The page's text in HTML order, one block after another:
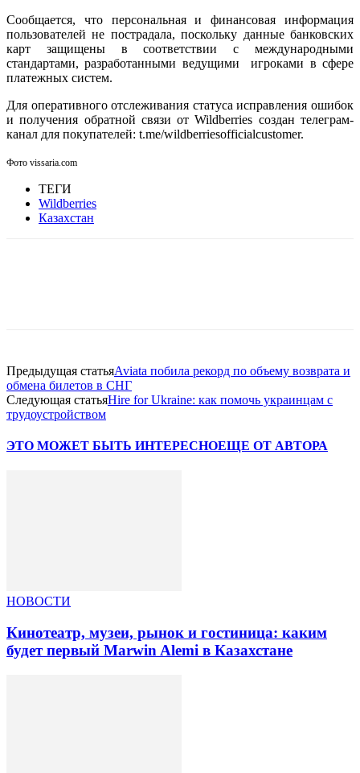
Сообщается, что персональная и финансовая информация
пользователей не пострадала, поскольку данные банковских
карт защищены в соответствии с международными
стандартами, разработанными ведущими игроками в сфере
платежных систем.
Для оперативного отслеживания статуса исправления ошибок
и получения обратной связи от Wildberries создан телеграм-
канал для покупателей: t.me/wildberriesofficialcustomer.
Фото vissaria.com
ТЕГИ
Wildberries
Казахстан
Предыдущая статьяAviata побила рекорд по объему возврата и
обмена билетов в СНГ
Следующая статьяHire for Ukraine: как помочь украинцам с
трудоустройством
ЭТО МОЖЕТ БЫТЬ ИНТЕРЕСНОЕЩЕ ОТ АВТОРА
НОВОСТИ
Кинотеатр, музеи, рынок и гостиница: каким
будет первый Marwin Alemi в Казахстане